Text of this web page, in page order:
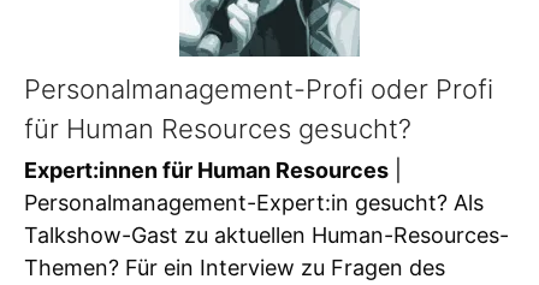
Personalmanagement-Profi oder Profi
für Human Resources gesucht?
Expert:innen für Human Resources
Personalmanagement-Expert:in gesucht? Als
Talkshow-Gast zu aktuellen Human-Resources-
Themen? Für ein Interview zu Fragen des